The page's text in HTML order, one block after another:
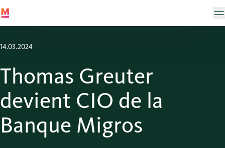
14.03.2024
Thomas Greuter
devient CIO de la
Banque Migros